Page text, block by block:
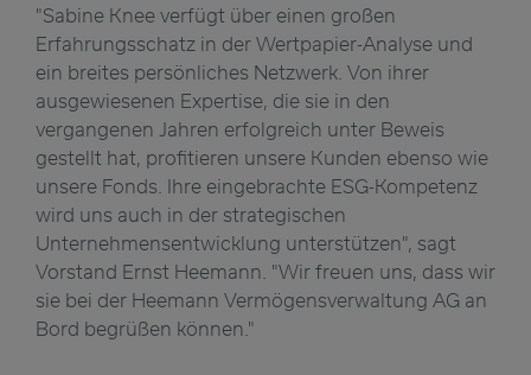
"Sabine Knee verfügt über einen großen
Erfahrungsschatz in der Wertpapier-Analyse und
ein breites persönliches Netzwerk. Von ihrer
ausgewiesenen Expertise, die sie in den
vergangenen Jahren erfolgreich unter Beweis
gestellt hat, profitieren unsere Kunden ebenso wie
unsere Fonds. Ihre eingebrachte ESG-Kompetenz
wird uns auch in der strategischen
Unternehmensentwicklung unterstützen", sagt
Vorstand Ernst Heemann. "Wir freuen uns, dass wir
sie bei der Heemann Vermögensverwaltung AG an
Bord begrüßen können."